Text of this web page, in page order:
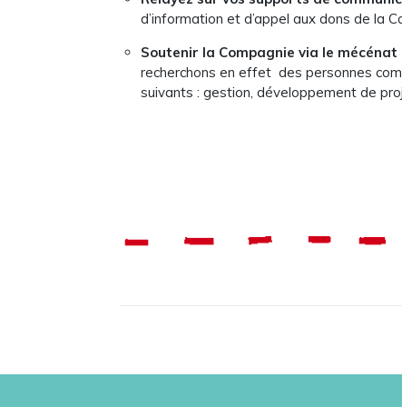
d’information et d’appel aux dons de la
Soutenir la Compagnie via le mécénat
recherchons en effet des personnes
suivants : gestion, développement de